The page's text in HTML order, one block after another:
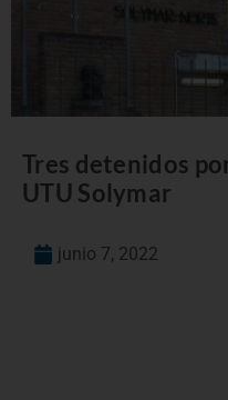
Tres detenidos
UTU Solymar
junio 7, 2022